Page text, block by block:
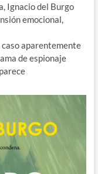
Ignacio del Burgo
emocional,
aparentemente
de espionaje